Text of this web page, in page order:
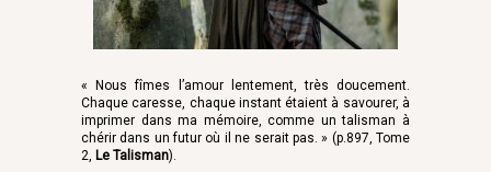
« Nous fîmes l’amour lentement, très doucement.
Chaque caresse, chaque instant étaient à savourer, à
imprimer dans ma mémoire, comme un talisman à
chérir dans un futur où il ne serait pas. » (p.897, Tome
2, Le Talisman).